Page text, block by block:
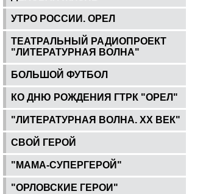
УТРО РОССИИ. ОРЕЛ
ТЕАТРАЛЬНЫЙ РАДИОПРОЕКТ
"ЛИТЕРАТУРНАЯ ВОЛНА"
БОЛЬШОЙ ФУТБОЛ
КО ДНЮ РОЖДЕНИЯ ГТРК "ОРЕЛ"
"ЛИТЕРАТУРНАЯ ВОЛНА. ХХ ВЕК"
СВОЙ ГЕРОЙ
"МАМА-СУПЕРГЕРОЙ"
"ОРЛОВСКИЕ ГЕРОИ"